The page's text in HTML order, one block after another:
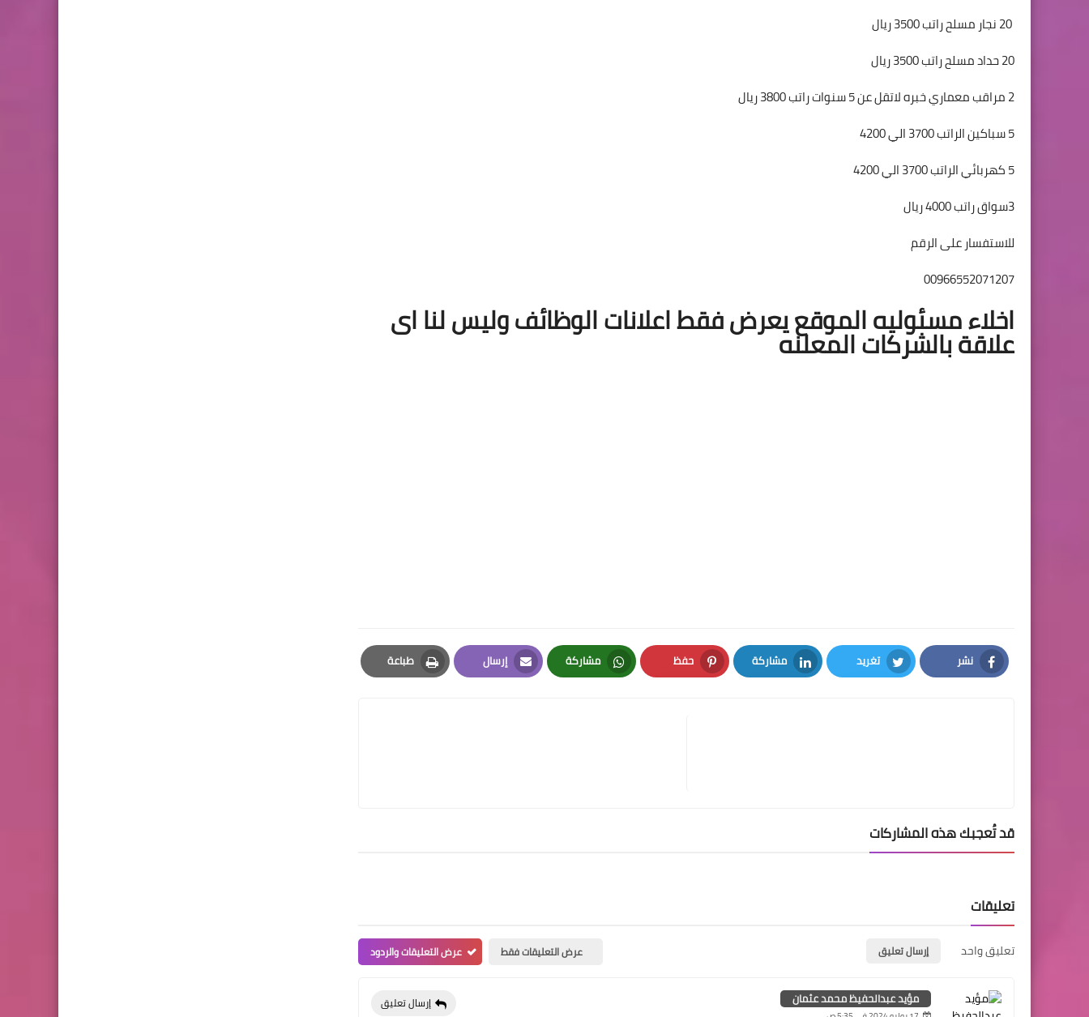
20 حداد مسلح راتب 3500 ريال
2 مراقب معماري خبره لاتقل عن 5 سنوات راتب 3800 ريال
5 سباكين الراتب 3700 الي 4200
5 كهربائي الراتب 3700 الي 4200
3سواق راتب 4000 ريال
00966552071207
اخلاء مسئوليه الموقع يعرض فقط اعلانات الوظائف وليس لنا اى
علاقة بالشركات المعلنه
نشر
Facebook
تغريد
Twitter
مشاركة
LinkedIn
حفظ
Pinterest
مشاركة
Whatsapp
إرسال
Email
طباعة
Print
قد تُعجبك هذه المشاركات
تعليقات
تعليق واحد إرسال تعليق عرض التعليقات فقط عرض التعليقات والردود
مؤيد عبدالحفيظ محمد عثمان إرسال تعليق